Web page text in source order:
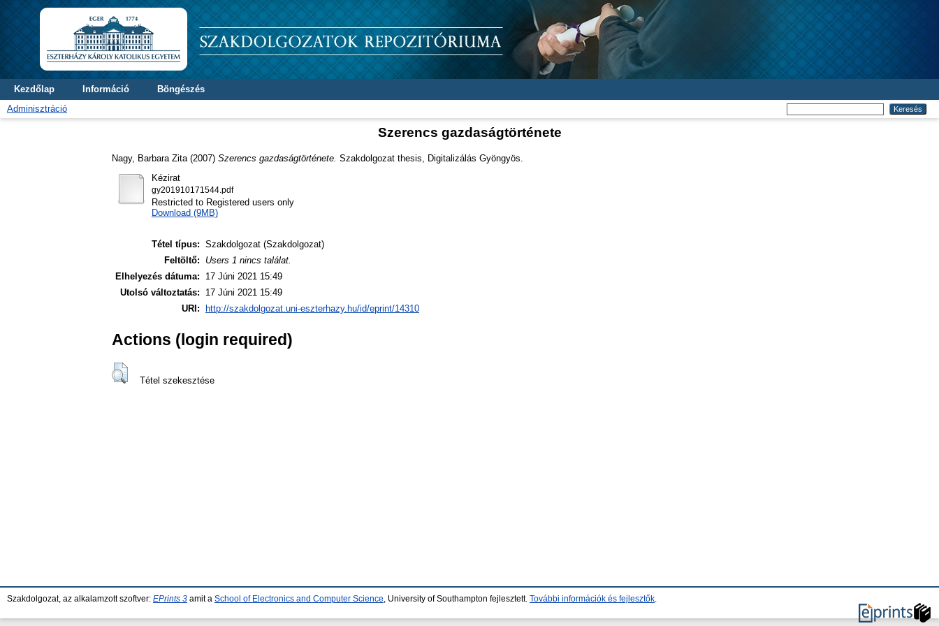
Kezdőlap Információ
Böngészés
Adminisztráció
Szerencs gazdaságtörténete
Nagy, Barbara Zita (2007) Szerencs gazdaságtörténete. Szakdolgozat thesis, Digitalizálás Gyöngyös.
Kézirat
gy201910171544.pdf
Restricted to Registered users only
Download (9MB)
Tétel típus: Szakdolgozat (Szakdolgozat)
Feltöltő:
Users 1 nincs találat.
Elhelyezés dátuma:
17 Júni 2021 15:49
Utolsó változtatás:
17 Júni 2021 15:49
URI:
http://szakdolgozat.uni-eszterhazy.hu/id/eprint/14310
Actions (login required)
Tétel szekesztése
Szakdolgozat, az alkalamzott szoftver: EPrints 3 amit a School of Electronics and Computer Science , University of Southampton fejlesztett. További információk és fejlesztők